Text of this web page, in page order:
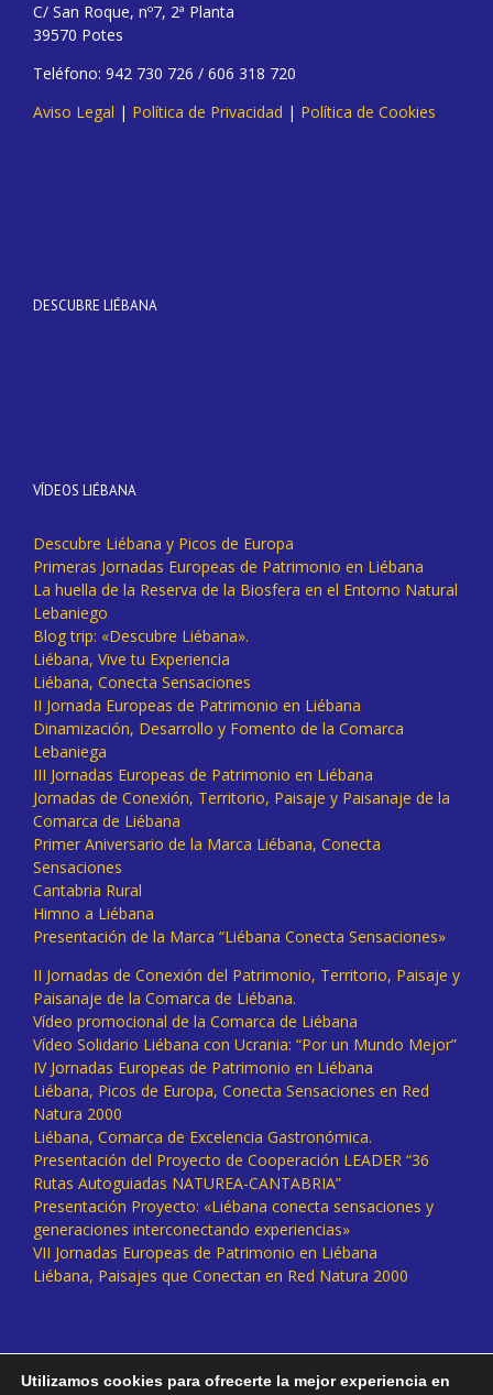
C/ San Roque, nº7, 2ª Planta
39570 Potes
Teléfono: 942 730 726 / 606 318 720
Aviso Legal | Política de Privacidad | Política de Cookies
DESCUBRE LIÉBANA
VÍDEOS LIÉBANA
Descubre Liébana y Picos de Europa
Primeras Jornadas Europeas de Patrimonio en Liébana
La huella de la Reserva de la Biosfera en el Entorno Natural
Lebaniego
Blog trip: «Descubre Liébana».
Liébana, Vive tu Experiencia
Liébana, Conecta Sensaciones
II Jornada Europeas de Patrimonio en Liébana
Dinamización, Desarrollo y Fomento de la Comarca
Lebaniega
III Jornadas Europeas de Patrimonio en Liébana
Jornadas de Conexión, Territorio, Paisaje y Paisanaje de la
Comarca de Liébana
Primer Aniversario de la Marca Liébana, Conecta
Sensaciones
Cantabria Rural
Himno a Liébana
Presentación de la Marca “Liébana Conecta Sensaciones»
II Jornadas de Conexión del Patrimonio, Territorio, Paisaje y
Paisanaje de la Comarca de Liébana.
Vídeo promocional de la Comarca de Liébana
Vídeo Solidario Liébana con Ucrania: “Por un Mundo Mejor”
IV Jornadas Europeas de Patrimonio en Liébana
Liébana, Picos de Europa, Conecta Sensaciones en Red
Natura 2000
Liébana, Comarca de Excelencia Gastronómica.
Presentación del Proyecto de Cooperación LEADER “36
Rutas Autoguiadas NATUREA-CANTABRIA”
Presentación Proyecto: «Liébana conecta sensaciones y
generaciones interconectando experiencias»
VII Jornadas Europeas de Patrimonio en Liébana
Liébana, Paisajes que Conectan en Red Natura 2000
Utilizamos cookies para ofrecerte la mejor experiencia en